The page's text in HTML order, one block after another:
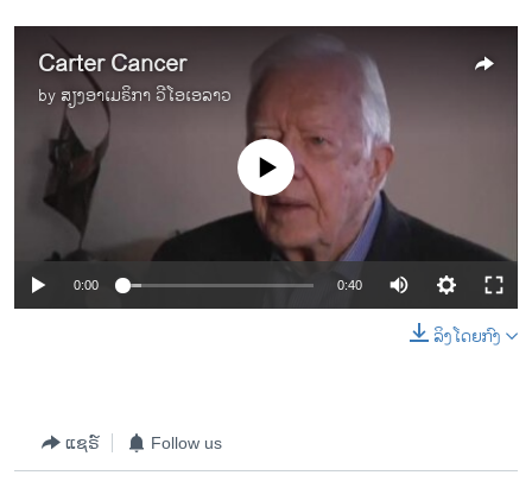
Carter Cancer
by ສຽງອາເມຣິກາ ວີໂອເອລາວ
No media source currently available
0:00 0:40
ລິງໂດຍກົງ
ແຊຣ໌ Follow us